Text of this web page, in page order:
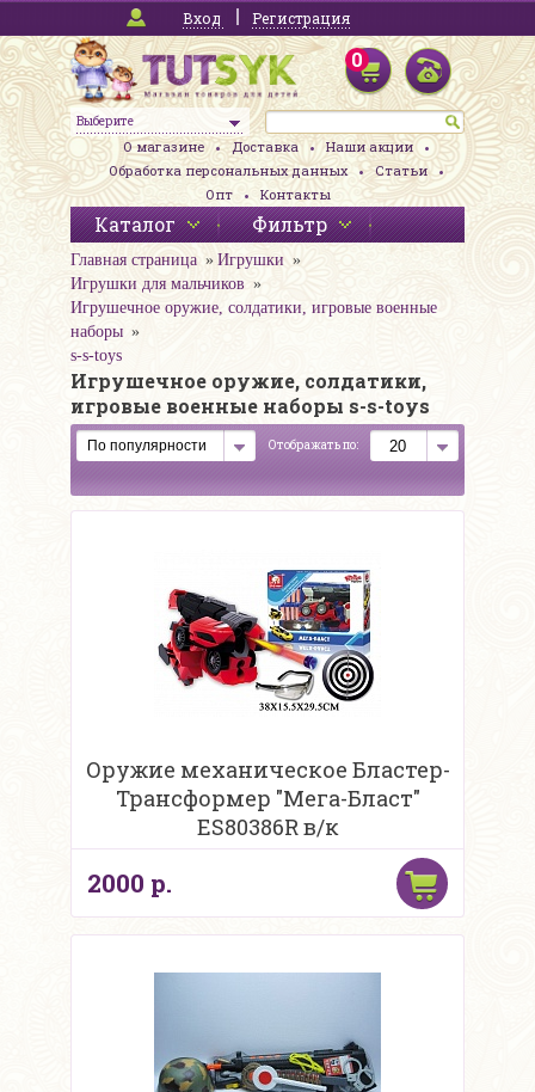
Вход Регистрация
Выберите
0
О магазине Доставка
Наши акции
Обработка персональных данных
Статьи
Опт
Контакты
Каталог Фильтр
Главная страница
Игрушки
Игрушки для мальчиков
Игрушечное оружие, солдатики, игровые военные
наборы
s-s-toys
Игрушечное оружие, солдатики,
игровые военные наборы s-s-toys
Отображать по:
Оружие механическое Бластер-
Трансформер "Мега-Бласт"
ES80386R в/к
2000 р.